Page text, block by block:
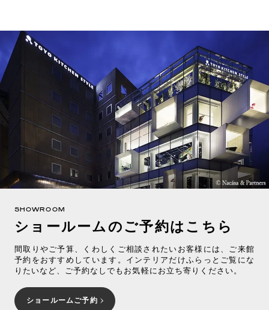
SHOWROOM
ショールームのご予約はこちら
間取りやご予算、くわしくご相談されたいお客様には、ご来館
予約をおすすめしています。インテリアだけふらっとご覧にな
りたいなど、ご予約なしでもお気軽にお立ち寄りください。
ショールームご予約